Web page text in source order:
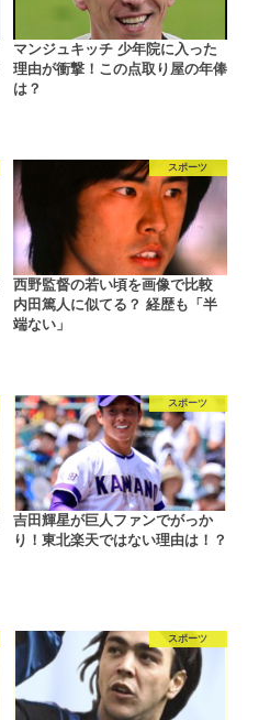
マンジュキッチ 少年院に入った
理由が衝撃！この点取り屋の年俸
は？
スポーツ
西野監督の若い頃を画像で比較
内田篤人に似てる？ 経歴も「半
端ない」
スポーツ
吉田輝星が巨人ファンでがっか
り！東北楽天ではない理由は！？
スポーツ